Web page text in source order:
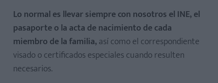
Lo normal es llevar siempre con nosotros el INE, el
pasaporte o la acta de nacimiento de cada
miembro de la familia,así como el correspondiente
visado o certificados especiales cuando resulten
necesarios.